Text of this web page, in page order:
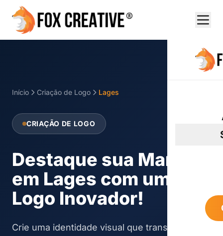
Início Criação de Logo Lages
CRIAÇÃO DE LOGO
Destaque sua Marca
em Lages com um
Logo Inovador!
Crie uma identidade visual que transmita a